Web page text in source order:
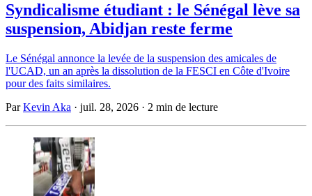
Syndicalisme étudiant : le Sénégal lève sa
suspension, Abidjan reste ferme
Le Sénégal annonce la levée de la suspension des amicales de
l'UCAD, un an après la dissolution de la FESCI en Côte d'Ivoire
pour des faits similaires.
ParKevin Aka · juil. 28, 2026 · 2 min de lecture